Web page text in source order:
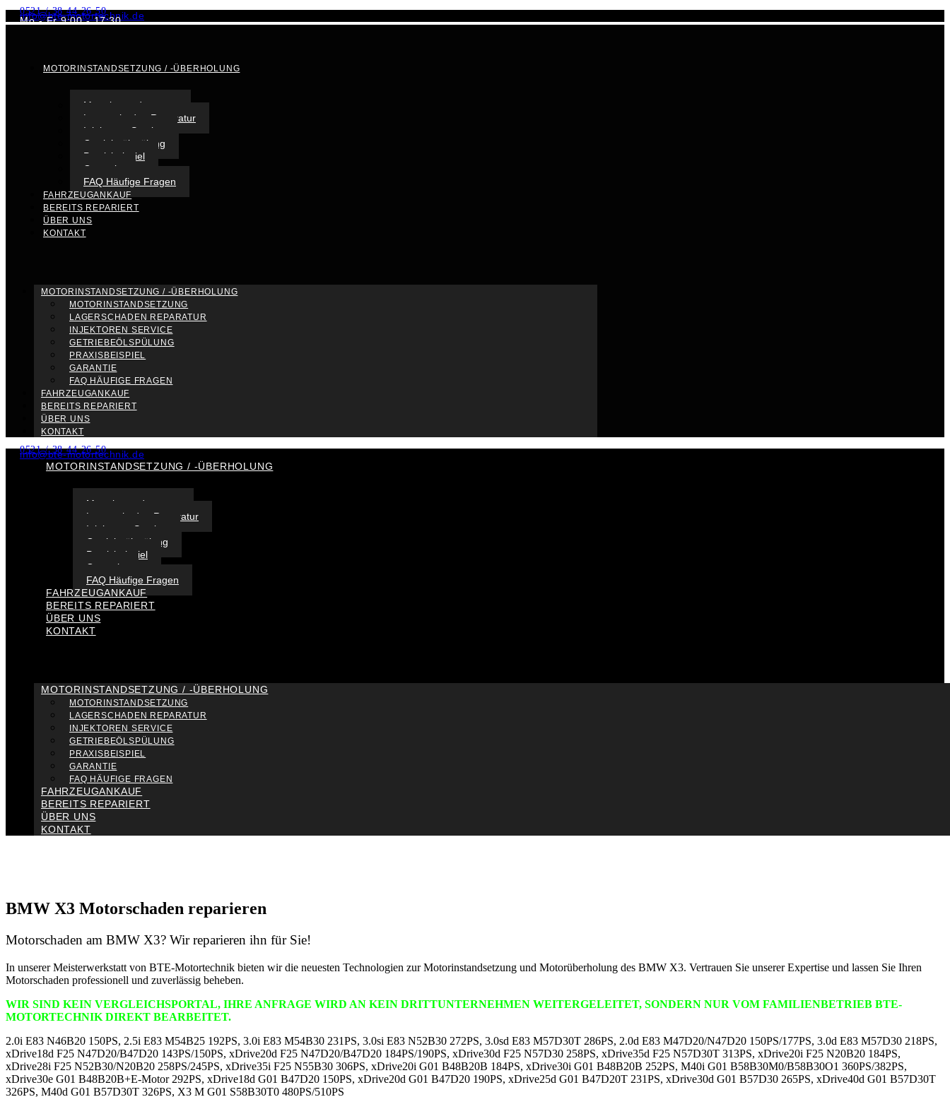
0521 / 38 44 26 50
info@bte-motortechnik.de
Mo - Fr 9:00 - 17:30
MOTORINSTANDSETZUNG / -ÜBERHOLUNG
Motorinstandsetzung
Lagerschaden Reparatur
Injektoren Service
Getriebeölspülung
Praxisbeispiel
Garantie
FAQ Häufige Fragen
FAHRZEUGANKAUF
BEREITS REPARIERT
ÜBER UNS
KONTAKT
MOTORINSTANDSETZUNG / -ÜBERHOLUNG
MOTORINSTANDSETZUNG
LAGERSCHADEN REPARATUR
INJEKTOREN SERVICE
GETRIEBEÖLSPÜLUNG
PRAXISBEISPIEL
GARANTIE
FAQ HÄUFIGE FRAGEN
FAHRZEUGANKAUF
BEREITS REPARIERT
ÜBER UNS
KONTAKT
0521 / 38 44 26 50
info@bte-motortechnik.de
MOTORINSTANDSETZUNG / -ÜBERHOLUNG
Motorinstandsetzung
Lagerschaden Reparatur
Injektoren Service
Getriebeölspülung
Praxisbeispiel
Garantie
FAQ Häufige Fragen
FAHRZEUGANKAUF
BEREITS REPARIERT
ÜBER UNS
KONTAKT
MOTORINSTANDSETZUNG / -ÜBERHOLUNG
MOTORINSTANDSETZUNG
LAGERSCHADEN REPARATUR
INJEKTOREN SERVICE
GETRIEBEÖLSPÜLUNG
PRAXISBEISPIEL
GARANTIE
FAQ HÄUFIGE FRAGEN
FAHRZEUGANKAUF
BEREITS REPARIERT
ÜBER UNS
KONTAKT
BMW X3 Motorschaden reparieren
Motorschaden am BMW X3? Wir reparieren ihn für Sie!
In unserer Meisterwerkstatt von BTE-Motortechnik bieten wir die neuesten Technologien zur Motorinstandsetzung und Motorüberholung des BMW X3. Vertrauen Sie unserer Expertise und lassen Sie Ihren
Motorschaden professionell und zuverlässig beheben.
WIR SIND KEIN VERGLEICHSPORTAL, IHRE ANFRAGE WIRD AN KEIN DRITTUNTERNEHMEN WEITERGELEITET, SONDERN NUR VOM FAMILIENBETRIEB BTE-
MOTORTECHNIK DIREKT BEARBEITET.
2.0i E83 N46B20 150PS, 2.5i E83 M54B25 192PS, 3.0i E83 M54B30 231PS, 3.0si E83 N52B30 272PS, 3.0sd E83 M57D30T 286PS, 2.0d E83 M47D20/N47D20 150PS/177PS, 3.0d E83 M57D30 218PS,
xDrive18d F25 N47D20/B47D20 143PS/150PS, xDrive20d F25 N47D20/B47D20 184PS/190PS, xDrive30d F25 N57D30 258PS, xDrive35d F25 N57D30T 313PS, xDrive20i F25 N20B20 184PS,
xDrive28i F25 N52B30/N20B20 258PS/245PS, xDrive35i F25 N55B30 306PS, xDrive20i G01 B48B20B 184PS, xDrive30i G01 B48B20B 252PS, M40i G01 B58B30M0/B58B30O1 360PS/382PS,
xDrive30e G01 B48B20B+E-Motor 292PS, xDrive18d G01 B47D20 150PS, xDrive20d G01 B47D20 190PS, xDrive25d G01 B47D20T 231PS, xDrive30d G01 B57D30 265PS, xDrive40d G01 B57D30T
326PS, M40d G01 B57D30T 326PS, X3 M G01 S58B30T0 480PS/510PS